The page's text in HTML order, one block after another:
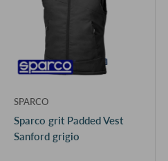
SPARCO
Sparco grit Padded Vest
Sanford grigio